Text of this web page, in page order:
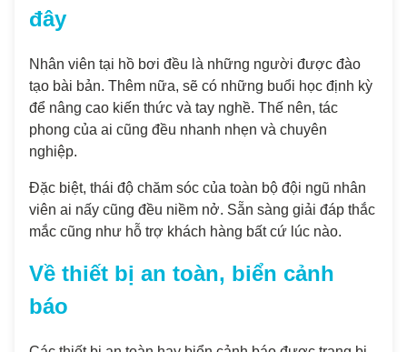
đây
Nhân viên tại hồ bơi đều là những người được đào
tạo bài bản. Thêm nữa, sẽ có những buổi học định kỳ
để nâng cao kiến thức và tay nghề. Thế nên, tác
phong của ai cũng đều nhanh nhẹn và chuyên
nghiệp.
Đặc biệt, thái độ chăm sóc của toàn bộ đội ngũ nhân
viên ai nấy cũng đều niềm nở. Sẵn sàng giải đáp thắc
mắc cũng như hỗ trợ khách hàng bất cứ lúc nào.
Về thiết bị an toàn, biển cảnh
báo